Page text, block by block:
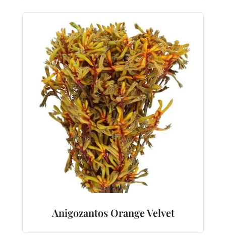
Anigozantos Orange Velvet